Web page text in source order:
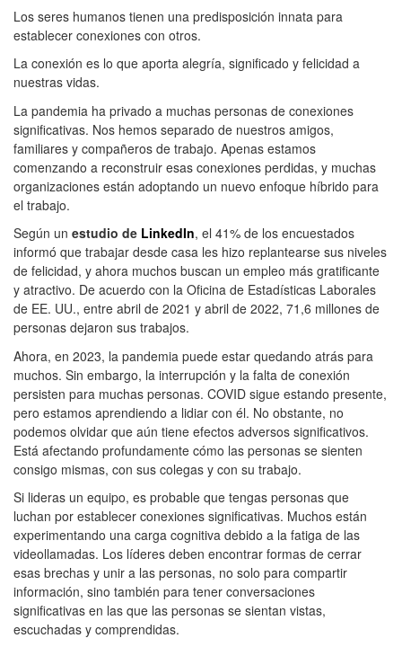
Los seres humanos tienen una predisposición innata para
establecer conexiones con otros.
La conexión es lo que aporta alegría, significado y felicidad a
nuestras vidas.
La pandemia ha privado a muchas personas de conexiones
significativas. Nos hemos separado de nuestros amigos,
familiares y compañeros de trabajo. Apenas estamos
comenzando a reconstruir esas conexiones perdidas, y muchas
organizaciones están adoptando un nuevo enfoque híbrido para
el trabajo.
Según un estudio de LinkedIn, el 41% de los encuestados
informó que trabajar desde casa les hizo replantearse sus niveles
de felicidad, y ahora muchos buscan un empleo más gratificante
y atractivo. De acuerdo con la Oficina de Estadísticas Laborales
de EE. UU., entre abril de 2021 y abril de 2022, 71,6 millones de
personas dejaron sus trabajos.
Ahora, en 2023, la pandemia puede estar quedando atrás para
muchos. Sin embargo, la interrupción y la falta de conexión
persisten para muchas personas. COVID sigue estando presente,
pero estamos aprendiendo a lidiar con él. No obstante, no
podemos olvidar que aún tiene efectos adversos significativos.
Está afectando profundamente cómo las personas se sienten
consigo mismas, con sus colegas y con su trabajo.
Si lideras un equipo, es probable que tengas personas que
luchan por establecer conexiones significativas. Muchos están
experimentando una carga cognitiva debido a la fatiga de las
videollamadas. Los líderes deben encontrar formas de cerrar
esas brechas y unir a las personas, no solo para compartir
información, sino también para tener conversaciones
significativas en las que las personas se sientan vistas,
escuchadas y comprendidas.